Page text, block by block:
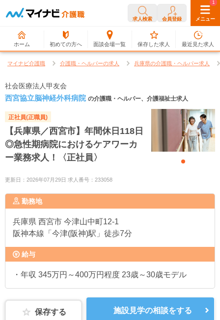
求人検索 会員登録 メニュー
ホーム 初めての方へ 面談会場一覧
0
保存した求人
1
最近見た求人
マイナビ介護職 介護職・ヘルパーの求人 兵庫県の介護職・ヘルパー求人
社会医療法人甲友会
西宮協立脳神経外科病院 の介護職・ヘルパー、介護福祉士求人
正社員(正職員)
【兵庫県／西宮市】年間休日118日
◎急性期病院におけるケアワーカ
ー業務求人！〈正社員〉
更新日：2026年07月29日 求人番号：233058
勤務地
兵庫県 西宮市 今津山中町12-1
阪神本線「今津(阪神)駅」徒歩7分
給与
・年収 345万円～400万円程度 23歳～30歳モデル
保存する 施設見学の相談をする